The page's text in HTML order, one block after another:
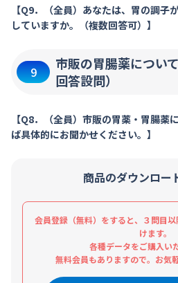
【Q9．（全員）あなたは、胃の調子
していますか。（複数回答可）】
9
市販の胃腸薬につい
回答設問）
【Q8．（全員）市販の胃薬・胃腸薬
ば具体的にお聞かせください。】
商品のダウンロー
会員登録（無料）をすると、３問目
けます。
各種データをご購入い
無料会員もありますので。お気